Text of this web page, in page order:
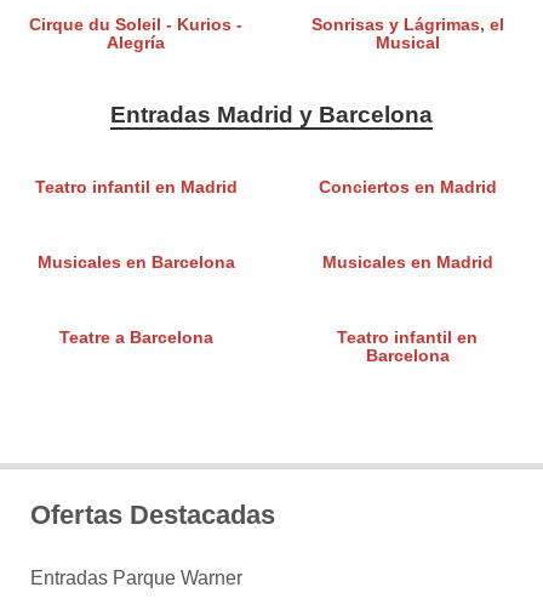
Cirque du Soleil - Kurios -
Alegría
Sonrisas y Lágrimas, el
Musical
Entradas Madrid y Barcelona
Teatro infantil en Madrid Conciertos en Madrid
Musicales en Barcelona Musicales en Madrid
Teatre a Barcelona
Teatro infantil en
Barcelona
Ofertas Destacadas
Entradas Parque Warner